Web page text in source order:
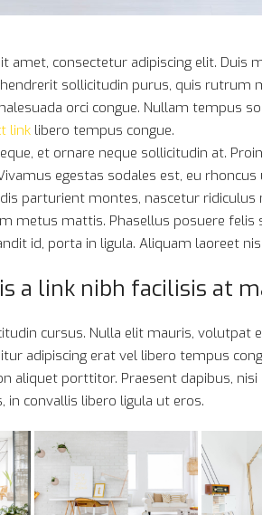
amet, consectetur adipiscing elit. Duis
sollicitudin purus, quis rutrum
orci congue. Nullam tempus
link libero tempus congue.
et ornare neque sollicitudin at.
egestas sodales est, eu
parturient montes, nascetur
metus mattis. Phasellus posuere
id, porta in ligula. Aliquam laoreet
a link nibh facilisis at
cursus. Nulla elit mauris, volutpat
adipiscing erat vel libero tempus
aliquet porttitor. Praesent dapibus,
convallis libero ligula ut eros.